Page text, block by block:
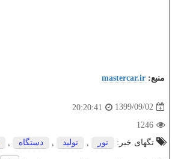
منبع: mastercar.ir
1399/09/02
20:20:41
1246
تگهای خبر:
تور تولید دستگاه